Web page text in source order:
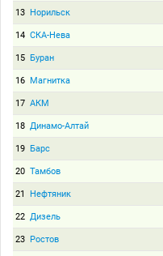
13 Норильск
14 СКА-Нева
15 Буран
16 Магнитка
17 АКМ
18 Динамо-Алтай
19 Барс
20 Тамбов
21 Нефтяник
22 Дизель
23 Ростов